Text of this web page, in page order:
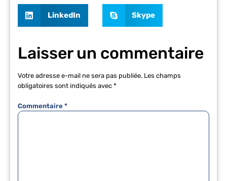
LinkedIn Skype
Laisser un commentaire
Votre adresse e-mail ne sera pas publiée. Les champs
obligatoires sont indiqués avec *
Commentaire *